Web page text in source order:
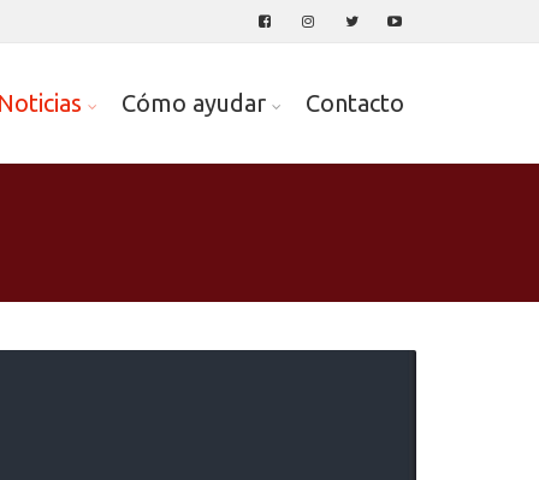
Noticias Cómo ayudar Contacto